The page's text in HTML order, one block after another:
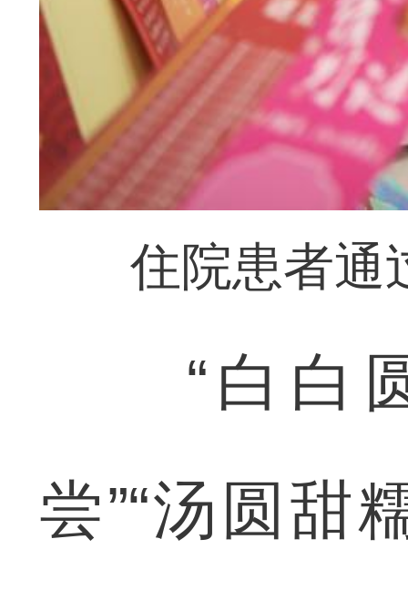
住院患者通
“白白圆
尝”“汤圆甜